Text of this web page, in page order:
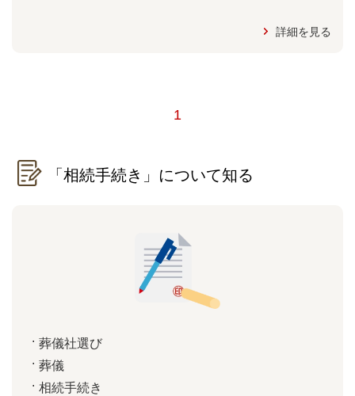
詳細を見る
1
「相続手続き」について知る
葬儀社選び
葬儀
相続手続き